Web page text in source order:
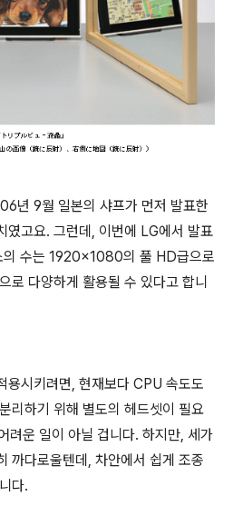
년 9월 일본의 샤프가 먼저 발표한
였고요. 그런데, 이번에 LG에서 발표
의 수는 1920×1080의 풀 HD급으로
로 다양하게 활용될 수 있다고 합니
용시키려면, 현재보다 CPU 속도도
리하기 위해 별도의 헤드셋이 필요
려운 일이 아닐 겁니다. 하지만, 세가
까다로울텐데, 차안에서 쉽게 조종
다.